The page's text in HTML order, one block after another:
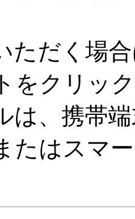
ただく場
をクリッ
は、携帯
たはスマ